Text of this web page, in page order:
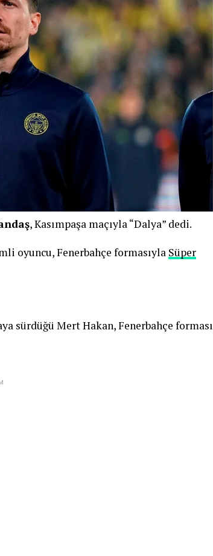
, Kasımpaşa maçıyla “Dalya” dedi.
oyuncu, Fenerbahçe formasıyla Süper
sürdüğü Mert Hakan, Fenerbahçe forması